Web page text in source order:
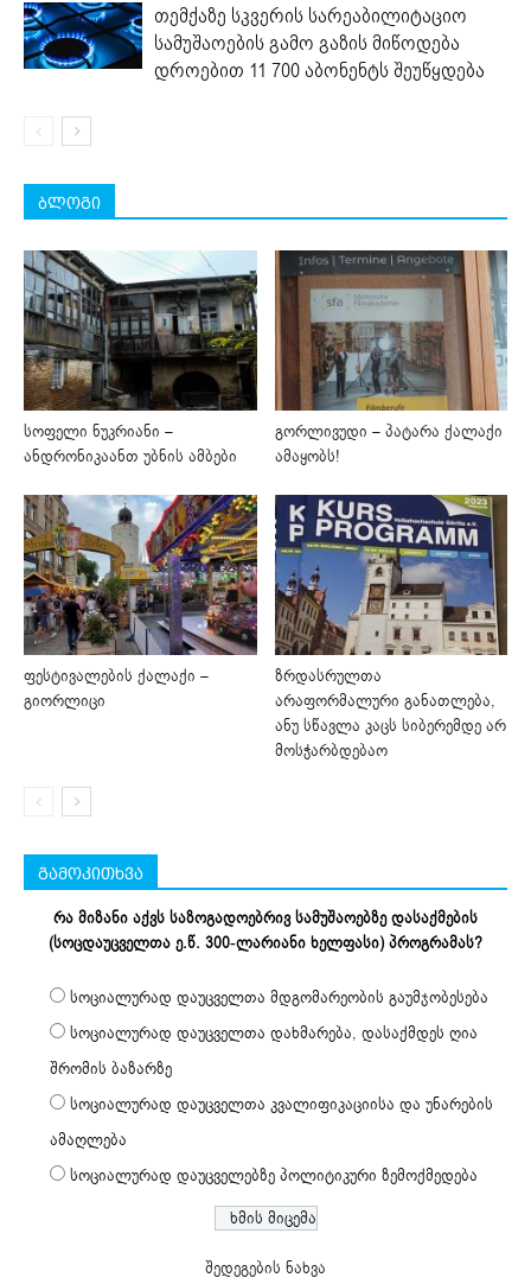
თემქაზე სკვერის სარეაბილიტაციო
სამუშაოების გამო გაზის მიწოდება
დროებით 11 700 აბონენტს შეუწყდება
ბლოგი
სოფელი ნუკრიანი –
ანდრონიკაანთ უბნის ამბები
გორლივუდი – პატარა ქალაქი
ამაყობს!
ფესტივალების ქალაქი –
გიორლიცი
ზრდასრულთა
არაფორმალური განათლება,
ანუ სწავლა კაცს სიბერემდე არ
მოსჭარბდებაო
გამოკითხვა
რა მიზანი აქვს საზოგადოებრივ სამუშაოებზე დასაქმების
(სოცდაუცველთა ე.წ. 300-ლარიანი ხელფასი) პროგრამას?
სოციალურად დაუცველთა მდგომარეობის გაუმჯობესება
სოციალურად დაუცველთა დახმარება, დასაქმდეს ღია
შრომის ბაზარზე
სოციალურად დაუცველთა კვალიფიკაციისა და უნარების
ამაღლება
სოციალურად დაუცველებზე პოლიტიკური ზემოქმედება
შედეგების ნახვა